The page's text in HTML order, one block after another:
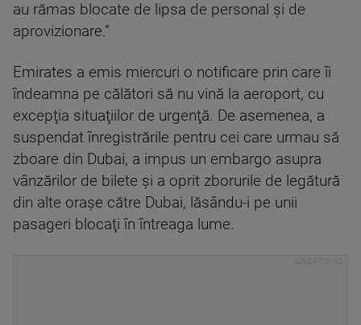
au rămas blocate de lipsa de personal şi de
aprovizionare.”
Emirates a emis miercuri o notificare prin care îi
îndeamna pe călători să nu vină la aeroport, cu
excepţia situaţiilor de urgenţă. De asemenea, a
suspendat înregistrările pentru cei care urmau să
zboare din Dubai, a impus un embargo asupra
vânzărilor de bilete şi a oprit zborurile de legătură
din alte oraşe către Dubai, lăsându-i pe unii
pasageri blocaţi în întreaga lume.